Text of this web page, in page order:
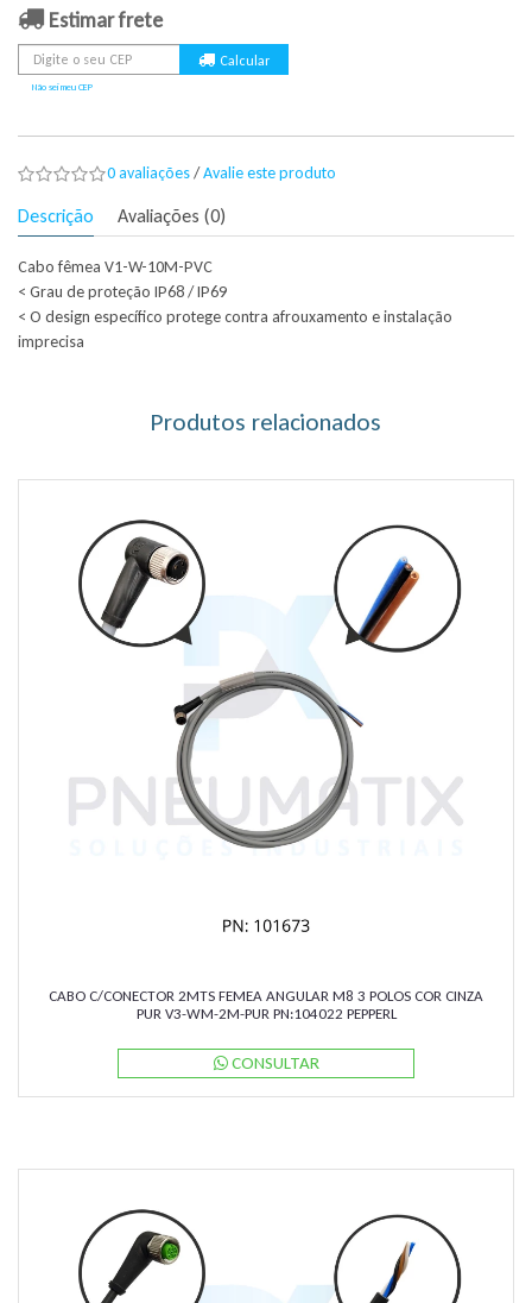
Estimar frete
Não sei meu CEP
0 avaliações/Avalie este produto
Descrição Avaliações (0)
Cabo fêmea V1-W-10M-PVC
< Grau de proteção IP68 / IP69
< O design específico protege contra afrouxamento e instalação
imprecisa
Produtos relacionados
CABO C/CONECTOR 2MTS FEMEA ANGULAR M8 3 POLOS COR CINZA
PUR V3-WM-2M-PUR PN:104022 PEPPERL
CONSULTAR